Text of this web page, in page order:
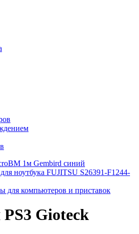
1м Gembird синий
ноутбука FUJITSU S26391-F1244-
для компьютеров и приставок
Gioteck